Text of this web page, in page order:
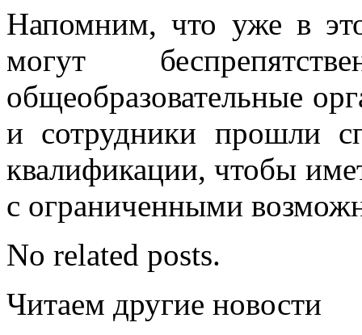
Напомним, что уже в
могут
общеобразовательные
и сотрудники прошли
квалификации, чтобы
с ограниченными
No related posts.
Читаем другие новости